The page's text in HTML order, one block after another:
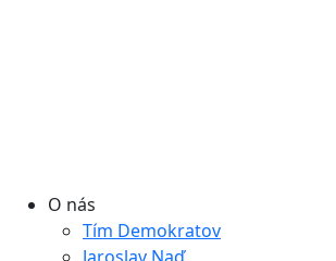
O nás
Tím Demokratov